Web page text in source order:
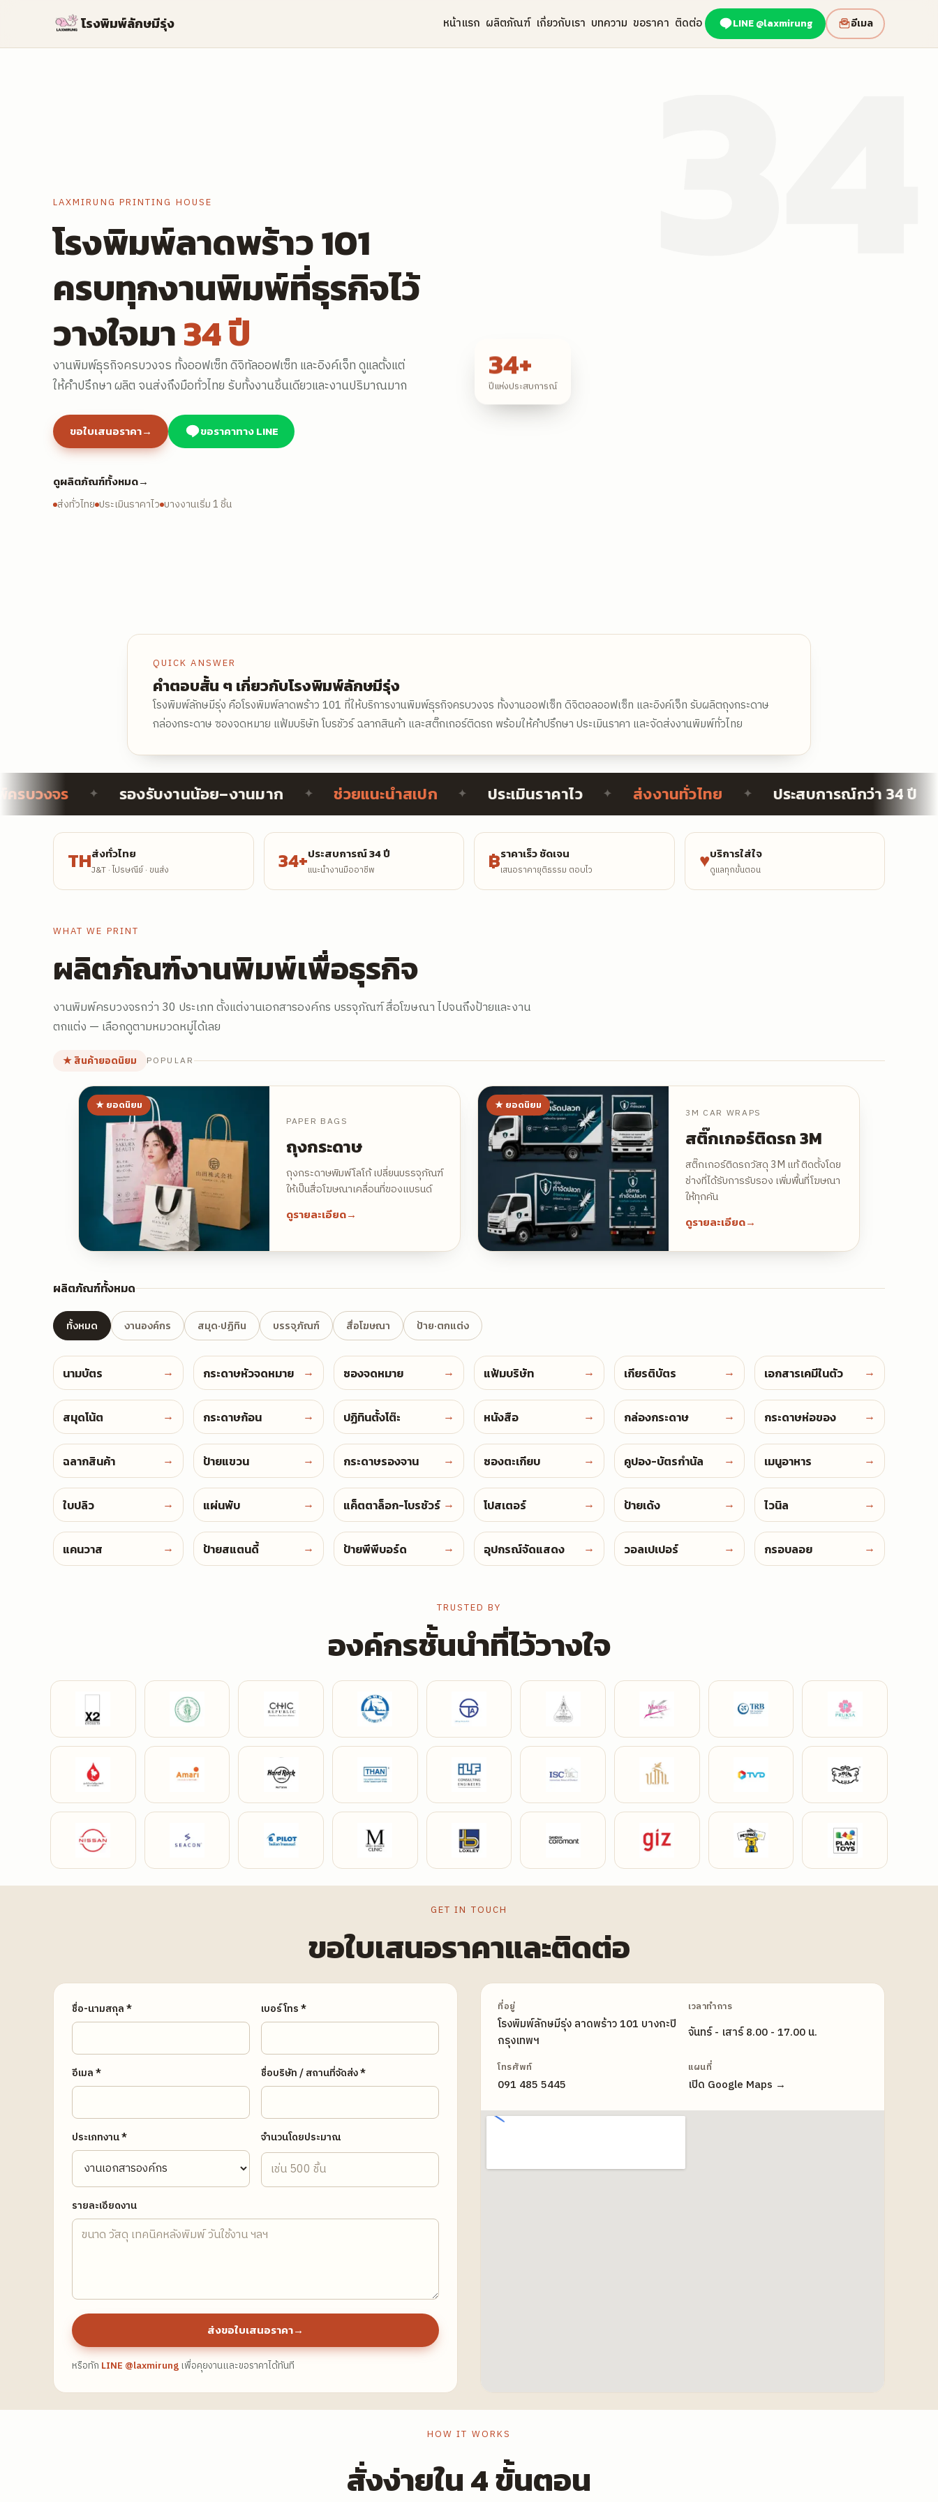
โรงพิมพ์ลักษมีรุ่ง หน้าแรก ผลิตภัณฑ์ เกี่ยวกับเรา บทความ ขอราคา ติดต่อ LINE@laxmirung อีเมล
34
LAXMIRUNG PRINTING HOUSE
โรงพิมพ์ลาดพร้าว 101
ครบทุกงานพิมพ์ที่ธุรกิจไว้
วางใจมา34 ปี
งานพิมพ์ธุรกิจครบวงจร ทั้งออฟเซ็ท ดิจิทัลออฟเซ็ท และอิงค์เจ็ท ดูแลตั้งแต่
ให้คำปรึกษา ผลิต จนส่งถึงมือทั่วไทย รับทั้งงานชิ้นเดียวและงานปริมาณมาก
ขอใบเสนอราคา→ ขอราคาทาง LINE
ดูผลิตภัณฑ์ทั้งหมด→
ส่งทั่วไทย ประเมินราคาไว บางงานเริ่ม 1 ชิ้น
34+
ปีแห่งประสบการณ์
QUICK ANSWER
คำตอบสั้น ๆ เกี่ยวกับโรงพิมพ์ลักษมีรุ่ง
โรงพิมพ์ลักษมีรุ่ง คือโรงพิมพ์ลาดพร้าว 101 ที่ให้บริการงานพิมพ์ธุรกิจครบวงจร ทั้งงานออฟเซ็ท ดิจิตอลออฟเซ็ท และอิงค์เจ็ท รับผลิตถุงกระดาษ
กล่องกระดาษ ซองจดหมาย แฟ้มบริษัท โบรชัวร์ ฉลากสินค้า และสติ๊กเกอร์ติดรถ พร้อมให้คำปรึกษา ประเมินราคา และจัดส่งงานพิมพ์ทั่วไทย
งจร ✦ รองรับงานน้อย–งานมาก ✦ ช่วยแนะนำสเปก ✦ ประเมินราคาไว ✦ ส่งงานทั่วไทย ✦ ประสบการณ์กว่า 34 ปี ✦
THส่งทั่วไทย
J&T · ไปรษณีย์ · ขนส่ง 34+ประสบการณ์ 34 ปี
แนะนำงานมืออาชีพ ฿ราคาเร็ว ชัดเจน
เสนอราคายุติธรรม ตอบไว ♥บริการใส่ใจ
ดูแลทุกขั้นตอน
WHAT WE PRINT
ผลิตภัณฑ์งานพิมพ์เพื่อธุรกิจ
งานพิมพ์ครบวงจรกว่า 30 ประเภท ตั้งแต่งานเอกสารองค์กร บรรจุภัณฑ์ สื่อโฆษณา ไปจนถึงป้ายและงาน
ตกแต่ง — เลือกดูตามหมวดหมู่ได้เลย
★ สินค้ายอดนิยม POPULAR
★ ยอดนิยม
PAPER BAGS
ถุงกระดาษ
ถุงกระดาษพิมพ์โลโก้ เปลี่ยนบรรจุภัณฑ์
ให้เป็นสื่อโฆษณาเคลื่อนที่ของแบรนด์
ดูรายละเอียด→
★ ยอดนิยม
3M CAR WRAPS
สติ๊กเกอร์ติดรถ 3M
สติ๊กเกอร์ติดรถวัสดุ 3M แท้ ติดตั้งโดย
ช่างที่ได้รับการรับรอง เพิ่มพื้นที่โฆษณา
ให้ทุกคัน
ดูรายละเอียด→
ผลิตภัณฑ์ทั้งหมด
ทั้งหมด งานองค์กร สมุด·ปฏิทิน บรรจุภัณฑ์ สื่อโฆษณา ป้าย·ตกแต่ง
Business Cards
นามบัตร → Letterheads
กระดาษหัวจดหมาย → Envelopes
ซองจดหมาย → Folders
แฟ้มบริษัท → Certificates
เกียรติบัตร → Carbonless Forms
เอกสารเคมีในตัว →
Notebooks
สมุดโน้ต → Memo Pads
กระดาษก้อน → Desk Calendars
ปฏิทินตั้งโต๊ะ → หนังสือ → Paper Boxes
กล่องกระดาษ → Wrapping Paper
กระดาษห่อของ →
Labels
ฉลากสินค้า → Hang Tags
ป้ายแขวน → Placemats
กระดาษรองจาน → Chopstick Sleeves
ซองตะเกียบ → Coupons
คูปอง-บัตรกำนัล → Food Menus
เมนูอาหาร →
ใบปลิว → Pamphlets
แผ่นพับ → Brochures
แค็ตตาล็อก-โบรชัวร์ → Posters
โปสเตอร์ → ป้ายเด้ง → ไวนิล →
Canvas Prints
แคนวาส → Standees
ป้ายสแตนดี้ → PP Board Signs
ป้ายพีพีบอร์ด → Displays
อุปกรณ์จัดแสดง → Wallpaper
วอลเปเปอร์ → Floating Frames
กรอบลอย →
TRUSTED BY
องค์กรชั้นนำที่ไว้วางใจ
GET IN TOUCH
ขอใบเสนอราคาและติดต่อ
ชื่อ-นามสกุล * เบอร์โทร *
อีเมล * ชื่อบริษัท / สถานที่จัดส่ง *
ประเภทงาน * จำนวนโดยประมาณ
รายละเอียดงาน
ส่งขอใบเสนอราคา→
หรือทัก LINE @laxmirung เพื่อคุยงานและขอราคาได้ทันที
ที่อยู่
โรงพิมพ์ลักษมีรุ่ง ลาดพร้าว 101 บางกะปิ
กรุงเทพฯ
เวลาทำการ
จันทร์ - เสาร์ 8.00 - 17.00 น.
โทรศัพท์
091 485 5445
แผนที่
เปิด Google Maps →
HOW IT WORKS
สั่งง่ายใน 4 ขั้นตอน